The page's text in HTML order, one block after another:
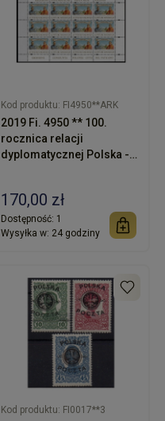
Kod produktu: FI4950**ARK
2019 Fi. 4950 ** 100.
rocznica relacji
dyplomatycznej Polska -
znaczków
170,00 zł
Dostępność: 1
Wysyłka w: 24 godziny
Kod produktu: FI0017**3